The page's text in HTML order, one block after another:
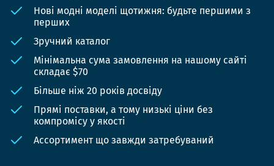
Нові модні моделі щотижня: будьте першими з
перших
Зручний каталог
Мінімальна сума замовлення на нашому сайті
складає $70
Більше ніж 20 років досвіду
Прямі поставки, а тому низькі ціни без
компромісу у якості
Ассортимент що завжди затребуваний